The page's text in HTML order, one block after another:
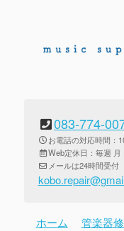
083-774-
お電話の対応時間：
Web定休日：毎週 月
メールは24時間受付
ホーム 管楽器